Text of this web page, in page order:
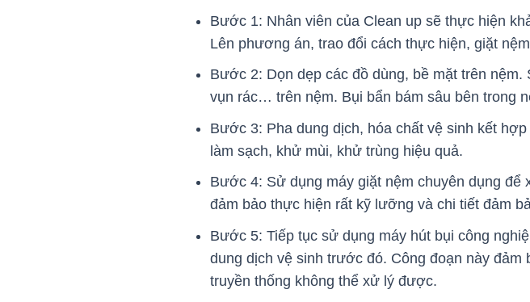
Bước 1: Nhân viên của Clean up sẽ thực hiện
Lên phương án, trao đổi cách thực hiện, giặt
Bước 2: Dọn dẹp các đồ dùng, bề mặt trên
vụn rác… trên nệm. Bụi bẩn bám sâu bên trong
Bước 3: Pha dung dịch, hóa chất vệ sinh kết
làm sạch, khử mùi, khử trùng hiệu quả.
Bước 4: Sử dụng máy giặt nệm chuyên dụng
đảm bảo thực hiện rất kỹ lưỡng và chi tiết đảm
Bước 5: Tiếp tục sử dụng máy hút bụi công
dung dịch vệ sinh trước đó. Công đoạn này
truyền thống không thể xử lý được.